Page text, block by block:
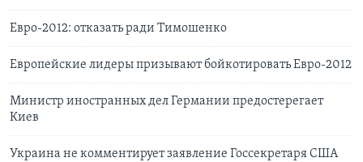
Евро-2012: отказать ради Тимошенко
Европейские лидеры призывают бойкотировать Евро-2012
Министр иностранных дел Германии предостерегает
Киев
Украина не комментирует заявление Госсекретаря США